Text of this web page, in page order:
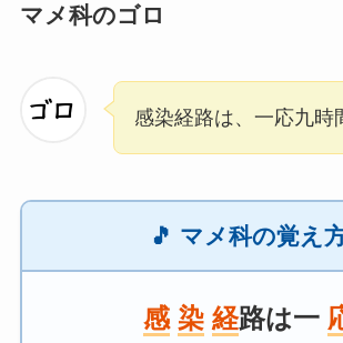
マメ科のゴロ
感染経路は、一応九時
🎵 マメ科の覚え
感 染 経路は一